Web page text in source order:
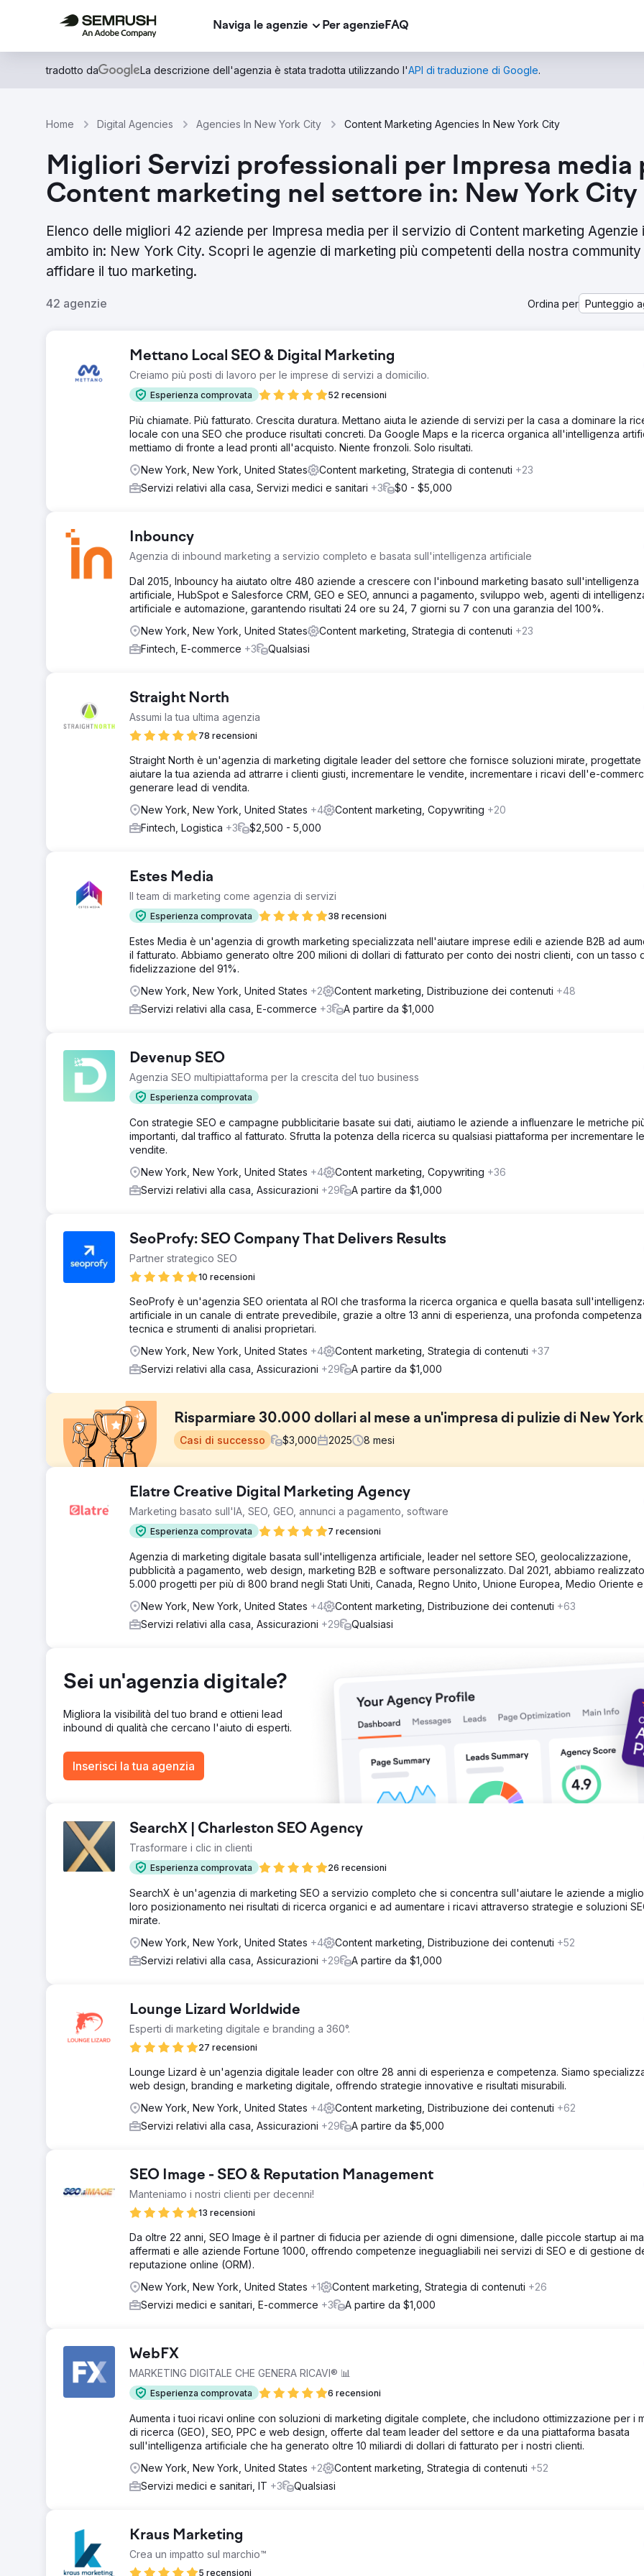
Naviga le agenzie Per agenzieFAQ
tradotto da La descrizione dell'agenzia è stata tradotta utilizzando l'API di traduzione di Google.
Home Digital Agencies Agencies In New York City Content Marketing Agencies In New York City
Migliori Servizi professionali per Impresa media
Content marketing nel settore in: New York City
Elenco delle migliori 42 aziende per Impresa media per il servizio di Content marketing Agenzie
ambito in: New York City. Scopri le agenzie di marketing più competenti della nostra community
affidare il tuo marketing.
42 agenzie Ordina per Punteggio
Mettano Local SEO & Digital Marketing
Creiamo più posti di lavoro per le imprese di servizi a domicilio.
Esperienza comprovata 52 recensioni
Più chiamate. Più fatturato. Crescita duratura. Mettano aiuta le aziende di servizi per la casa a dominare la
locale con una SEO che produce risultati concreti. Da Google Maps e la ricerca organica all'intelligenza
mettiamo di fronte a lead pronti all'acquisto. Niente fronzoli. Solo risultati.
New York, New York, United States
Content marketing, Strategia di contenuti +23
Servizi relativi alla casa, Servizi medici e sanitari +3 $0 - $5,000
Inbouncy
Agenzia di inbound marketing a servizio completo e basata sull'intelligenza artificiale
Dal 2015, Inbouncy ha aiutato oltre 480 aziende a crescere con l'inbound marketing basato sull'intelligenza
artificiale, HubSpot e Salesforce CRM, GEO e SEO, annunci a pagamento, sviluppo web, agenti di
artificiale e automazione, garantendo risultati 24 ore su 24, 7 giorni su 7 con una garanzia del 100%.
New York, New York, United States
Content marketing, Strategia di contenuti +23
Fintech, E-commerce +3 Qualsiasi
Straight North
Assumi la tua ultima agenzia
78 recensioni
Straight North è un'agenzia di marketing digitale leader del settore che fornisce soluzioni mirate,
aiutare la tua azienda ad attrarre i clienti giusti, incrementare le vendite, incrementare i ricavi dell'e-
generare lead di vendita.
New York, New York, United States +4 Content marketing, Copywriting +20
Fintech, Logistica +3 $2,500 - 5,000
Estes Media
Il team di marketing come agenzia di servizi
Esperienza comprovata 38 recensioni
Estes Media è un'agenzia di growth marketing specializzata nell'aiutare imprese edili e aziende B2B ad
il fatturato. Abbiamo generato oltre 200 milioni di dollari di fatturato per conto dei nostri clienti, con un tasso
fidelizzazione del 91%.
New York, New York, United States +2 Content marketing, Distribuzione dei contenuti +48
Servizi relativi alla casa, E-commerce +3 A partire da $1,000
Devenup SEO
Agenzia SEO multipiattaforma per la crescita del tuo business
Esperienza comprovata
Con strategie SEO e campagne pubblicitarie basate sui dati, aiutiamo le aziende a influenzare le metriche
importanti, dal traffico al fatturato. Sfrutta la potenza della ricerca su qualsiasi piattaforma per incrementare
vendite.
New York, New York, United States +4 Content marketing, Copywriting +36
Servizi relativi alla casa, Assicurazioni +29 A partire da $1,000
SeoProfy: SEO Company That Delivers Results
Partner strategico SEO
10 recensioni
SeoProfy è un'agenzia SEO orientata al ROI che trasforma la ricerca organica e quella basata
artificiale in un canale di entrate prevedibile, grazie a oltre 13 anni di esperienza, una profonda competenza
tecnica e strumenti di analisi proprietari.
New York, New York, United States +4 Content marketing, Strategia di contenuti +37
Servizi relativi alla casa, Assicurazioni +29 A partire da $1,000
Risparmiare 30.000 dollari al mese a un'impresa di pulizie di New York
Casi di successo $3,000 2025 8 mesi
Un'impresa di pulizie di New York spendeva decine di migliaia di dollari al mese in pubblicità su Google Ads per far
telefono. Quando si trovavano ad affrontare spese aziendali ingenti, dovevano ridurre il budget pubblicitario, con
forte calo dei ricavi! Il cliente era alla ricerca di un team di marketing che potesse aiutarli a ridurre il costo per lead e ad
Abbiamo ottimizzato completamente il loro sito web e il loro profilo aziendale su Google. Abbiamo ottimizzato per le parole
chiave giuste nel loro mercato, con un elevato intento transazionale. Le nostre ottimizzazioni tramite il loro sito web,
Business e le tattiche SEO off-page hanno inviato segnali chiari a Google. Questo ha aiutato Google a capire per quali
ricerca posizionarci, e abbiamo iniziato a posizionarci abbastanza rapidamente!
ricevevano, ma ne abbiamo AUMENTATO il numero del 27%... a una frazione del costo. Questa azienda è ora in grado di
utilizzare quel profitto extra per espandere la propria attività in altri modi!
Vai alla pagina agenzia
Elatre Creative Digital Marketing Agency
Marketing basato sull'IA, SEO, GEO, annunci a pagamento, software
Esperienza comprovata 7 recensioni
Agenzia di marketing digitale basata sull'intelligenza artificiale, leader nel settore SEO, geolocalizzazione,
pubblicità a pagamento, web design, marketing B2B e software personalizzato. Dal 2021, abbiamo
5.000 progetti per più di 800 brand negli Stati Uniti, Canada, Regno Unito, Unione Europea, Medio Oriente e
New York, New York, United States +4 Content marketing, Distribuzione dei contenuti +63
Servizi relativi alla casa, Assicurazioni +29 Qualsiasi
Sei un'agenzia digitale?
Migliora la visibilità del tuo brand e ottieni lead
inbound di qualità che cercano l'aiuto di esperti.
Inserisci la tua agenzia
SearchX | Charleston SEO Agency
Trasformare i clic in clienti
Esperienza comprovata 26 recensioni
SearchX è un'agenzia di marketing SEO a servizio completo che si concentra sull'aiutare le aziende a
loro posizionamento nei risultati di ricerca organici e ad aumentare i ricavi attraverso strategie e soluzioni
mirate.
New York, New York, United States +4 Content marketing, Distribuzione dei contenuti +52
Servizi relativi alla casa, Assicurazioni +29 A partire da $1,000
Lounge Lizard Worldwide
Esperti di marketing digitale e branding a 360°.
27 recensioni
Lounge Lizard è un'agenzia digitale leader con oltre 28 anni di esperienza e competenza. Siamo
web design, branding e marketing digitale, offrendo strategie innovative e risultati misurabili.
New York, New York, United States +4 Content marketing, Distribuzione dei contenuti +62
Servizi relativi alla casa, Assicurazioni +29 A partire da $5,000
SEO Image - SEO & Reputation Management
Manteniamo i nostri clienti per decenni!
13 recensioni
Da oltre 22 anni, SEO Image è il partner di fiducia per aziende di ogni dimensione, dalle piccole startup ai
affermati e alle aziende Fortune 1000, offrendo competenze ineguagliabili nei servizi di SEO e di gestione
reputazione online (ORM).
New York, New York, United States +1 Content marketing, Strategia di contenuti +26
Servizi medici e sanitari, E-commerce +3 A partire da $1,000
WebFX
MARKETING DIGITALE CHE GENERA RICAVI® 📊
Esperienza comprovata 6 recensioni
Aumenta i tuoi ricavi online con soluzioni di marketing digitale complete, che includono ottimizzazione per i
di ricerca (GEO), SEO, PPC e web design, offerte dal team leader del settore e da una piattaforma basata
sull'intelligenza artificiale che ha generato oltre 10 miliardi di dollari di fatturato per i nostri clienti.
New York, New York, United States +2 Content marketing, Strategia di contenuti +52
Servizi medici e sanitari, IT +3 Qualsiasi
Kraus Marketing
Crea un impatto sul marchio™
5 recensioni